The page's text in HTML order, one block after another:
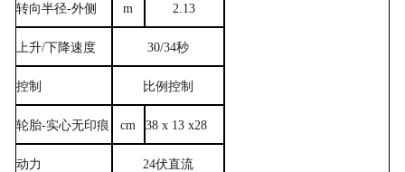
转向半径-外侧 m 2.13
上升/下降速度 30/34秒
控制 比例控制
轮胎-实心无印痕 cm 38 x 13 x28
动力 24伏直流